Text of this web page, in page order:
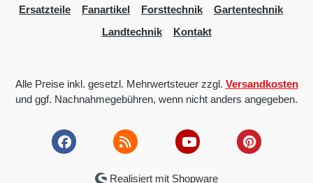
Ersatzteile Fanartikel Forsttechnik
Gartentechnik
Landtechnik
Kontakt
Alle Preise inkl. gesetzl. Mehrwertsteuer zzgl. Versandkosten
und ggf. Nachnahmegebühren, wenn nicht anders angegeben.
Realisiert mit Shopware